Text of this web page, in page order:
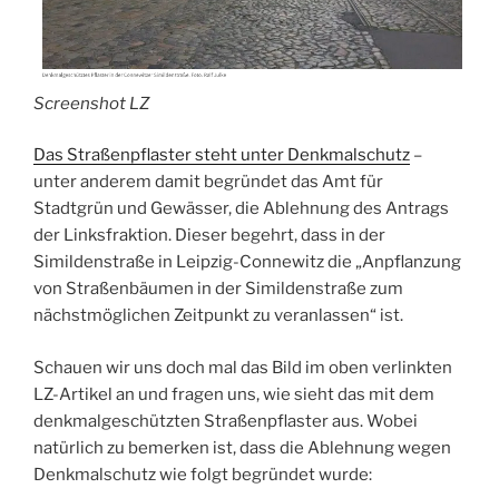
Screenshot LZ
Das Straßenpflaster steht unter Denkmalschutz –
unter anderem damit begründet das Amt für
Stadtgrün und Gewässer, die Ablehnung des Antrags
der Linksfraktion. Dieser begehrt, dass in der
Simildenstraße in Leipzig-Connewitz die „Anpflanzung
von Straßenbäumen in der Simildenstraße zum
nächstmöglichen Zeitpunkt zu veranlassen“ ist.
Schauen wir uns doch mal das Bild im oben verlinkten
LZ-Artikel an und fragen uns, wie sieht das mit dem
denkmalgeschützten Straßenpflaster aus. Wobei
natürlich zu bemerken ist, dass die Ablehnung wegen
Denkmalschutz wie folgt begründet wurde: